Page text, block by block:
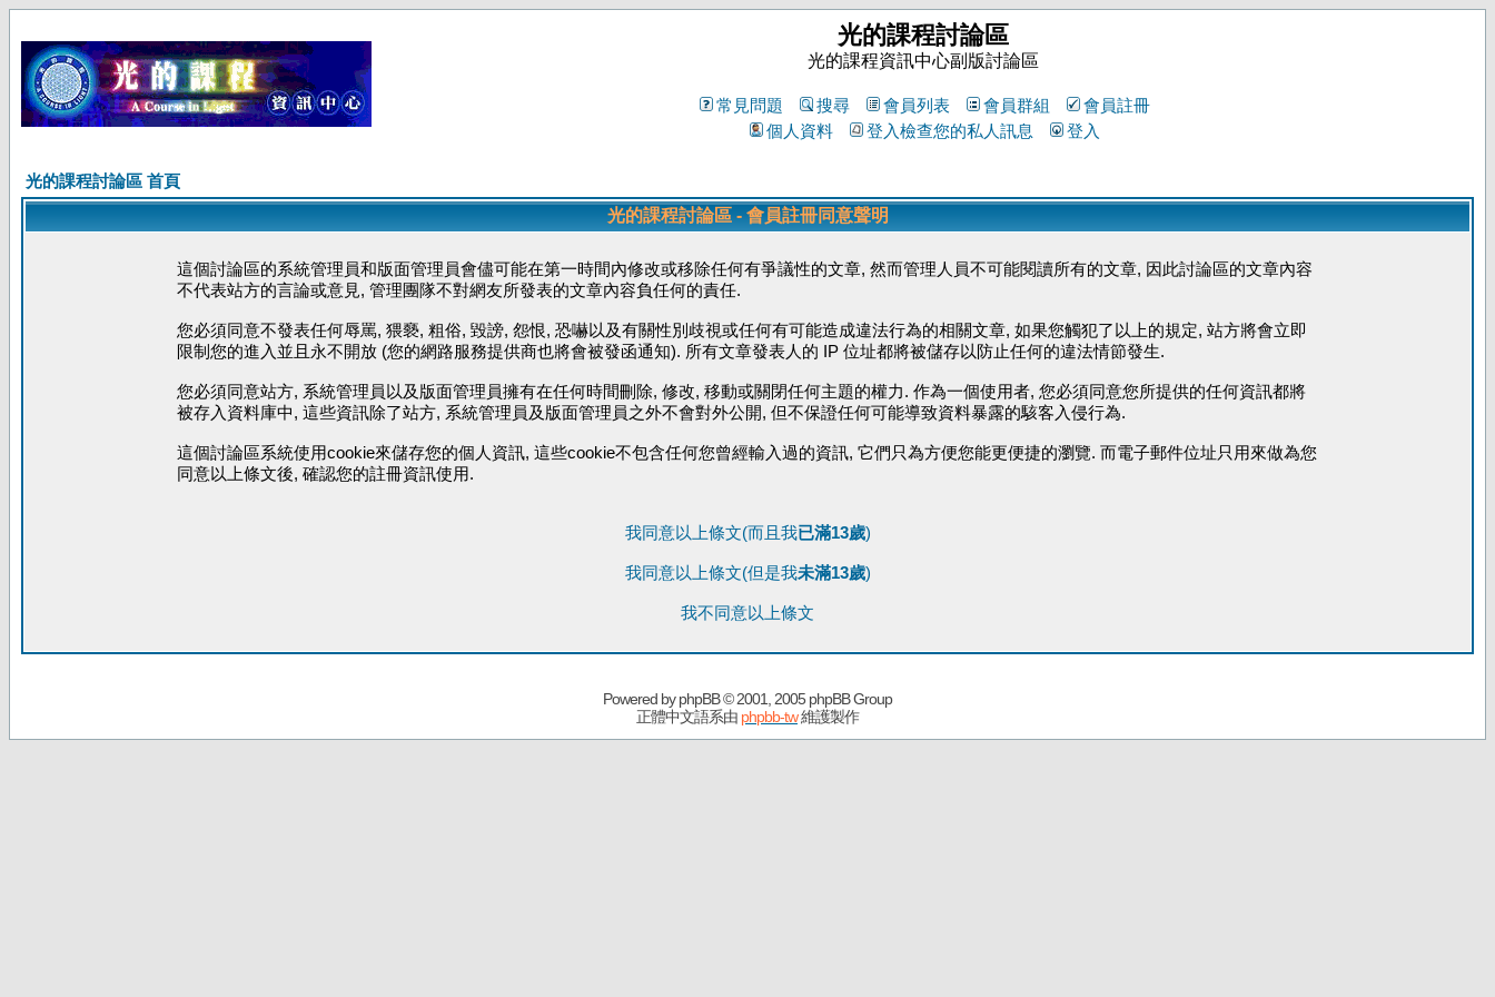
光的課程討論區
光的課程資訊中心副版討論區
常見問題 搜尋 會員列表 會員群組
會員註冊
個人資料
登入檢查您的私人訊息 登入
光的課程討論區 首頁
光的課程討論區 - 會員註冊同意聲明
這個討論區的系統管理員和版面管理員會儘可能在第一時間內修改或移除任何有爭議性的文章, 然而管理人員不可能閱讀所有的文章, 因此討論區的文章內容
不代表站方的言論或意見, 管理團隊不對網友所發表的文章內容負任何的責任.
您必須同意不發表任何辱罵, 猥褻, 粗俗, 毀謗, 怨恨, 恐嚇以及有關性別歧視或任何有可能造成違法行為的相關文章, 如果您觸犯了以上的規定, 站方將會立即
限制您的進入並且永不開放 (您的網路服務提供商也將會被發函通知). 所有文章發表人的 IP 位址都將被儲存以防止任何的違法情節發生.
您必須同意站方, 系統管理員以及版面管理員擁有在任何時間刪除, 修改, 移動或關閉任何主題的權力. 作為一個使用者, 您必須同意您所提供的任何資訊都將
被存入資料庫中, 這些資訊除了站方, 系統管理員及版面管理員之外不會對外公開, 但不保證任何可能導致資料暴露的駭客入侵行為.
這個討論區系統使用cookie來儲存您的個人資訊, 這些cookie不包含任何您曾經輸入過的資訊, 它們只為方便您能更便捷的瀏覽. 而電子郵件位址只用來做為您
同意以上條文後, 確認您的註冊資訊使用.
我同意以上條文(而且我已滿13歲)
我同意以上條文(但是我未滿13歲)
我不同意以上條文
Powered byphpBB© 2001, 2005 phpBB Group
正體中文語系由 phpbb-tw維護製作